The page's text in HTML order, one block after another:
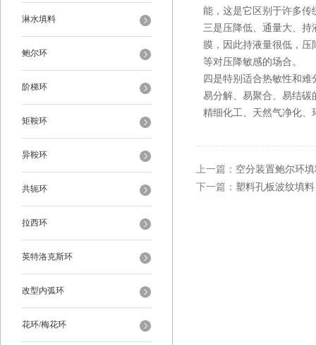
淋水填料
鲍尔环
阶梯环
矩鞍环
异鞍环
共轭环
拉西环
英特洛克斯环
改型内弧环
花环/梅花环
能，这是它区别于许多传
三是压降低、通量大、持
膜，因此持液量很低，
等对压降敏感的场合。
四是特别适合热敏性和
易分解、易聚合、易结碳
精细化工、天然气净化、
上一篇： 空分装置鲍尔环
下一篇： 塑料孔板波纹填